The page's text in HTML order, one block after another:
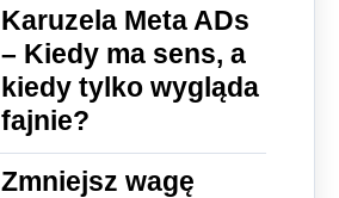
Karuzela Meta ADs
– Kiedy ma sens, a
kiedy tylko wygląda
fajnie?
Zmniejsz wagę